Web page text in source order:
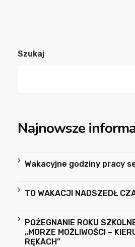
Szukaj
Najnowsze
Wakacyjne godziny pracy
TO WAKACJI NADSZEDŁ
POŻEGNANIE ROKU
„MORZE MOŻLIWOŚCI –
RĘKACH”